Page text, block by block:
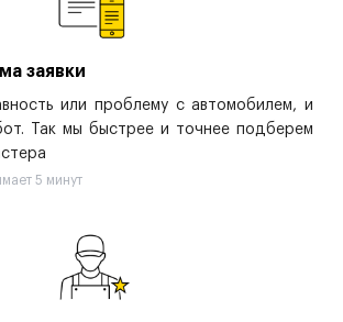
заявки
или проблему с автомобилем, и
Так мы быстрее и точнее подберем
5 минут